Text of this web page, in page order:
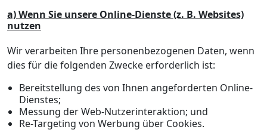
a) Wenn Sie unsere Online-Dienste (z. B. Websites)
nutzen
Wir verarbeiten Ihre personenbezogenen Daten, wenn
dies für die folgenden Zwecke erforderlich ist:
Bereitstellung des von Ihnen angeforderten Online-
Dienstes;
Messung der Web-Nutzerinteraktion; und
Re-Targeting von Werbung über Cookies.